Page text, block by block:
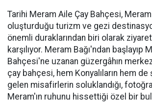
Tarihi Meram Aile Çay Bahçesi,
oluşturduğu turizm ve gezi
önemli duraklarından biri olarak
karşılıyor. Meram Bağı'ndan başlayıp
Bahçesi'ne uzanan güzergâhın
çay bahçesi, hem Konyalıların hem de
gelen misafirlerin soluklandığı,
Meram'ın ruhunu hissettiği özel bir